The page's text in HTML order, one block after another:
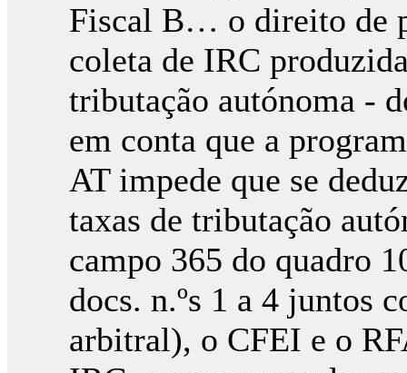
Fiscal B… o direito de
coleta de IRC
tributação autónoma -
em conta que a
AT impede que se
taxas de tributação
campo 365 do quadro
docs. n.ºs 1 a 4 juntos
arbitral), o CFEI e o